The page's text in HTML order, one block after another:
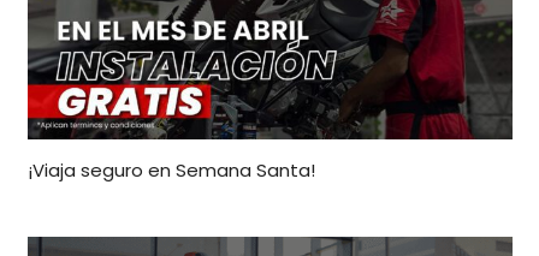
¡Viaja seguro en Semana Santa!